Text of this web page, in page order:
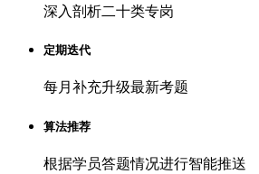
深入剖析二十类专岗
定期迭代
每月补充升级最新考题
算法推荐
根据学员答题情况进行智能推送